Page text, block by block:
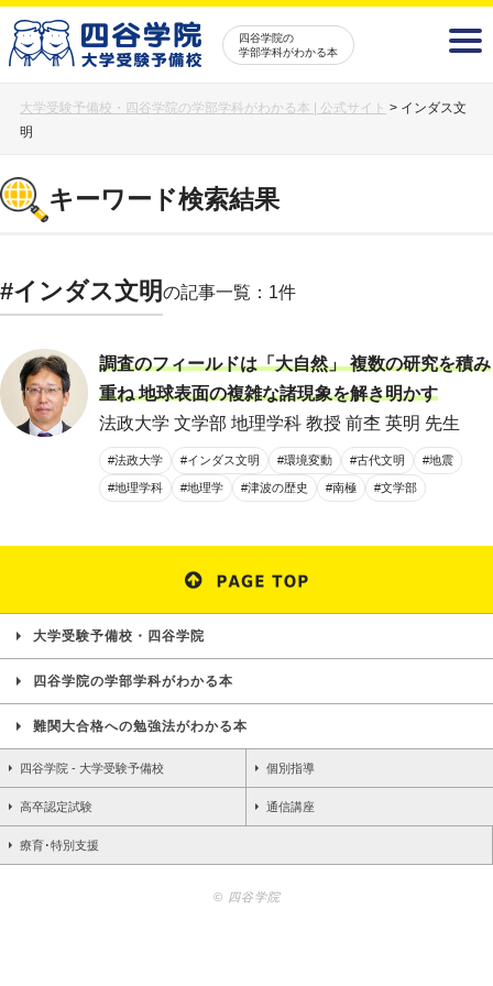
四谷学院の
学部学科がわかる本
大学受験予備校・四谷学院の学部学科がわかる本 | 公式サイト > インダス文
明
キーワード検索結果
#インダス文明の記事一覧：1件
調査のフィールドは「大自然」 複数の研究を積み
重ね 地球表面の複雑な諸現象を解き明かす
法政大学 文学部 地理学科 教授 前杢 英明 先生
#法政大学 #インダス文明 #環境変動 #古代文明 #地震
#地理学科 #地理学 #津波の歴史 #南極 #文学部
大学受験予備校・四谷学院
四谷学院の学部学科がわかる本
難関大合格への勉強法がわかる本
四谷学院 - 大学受験予備校 個別指導
高卒認定試験 通信講座
療育･特別支援
© 四谷学院